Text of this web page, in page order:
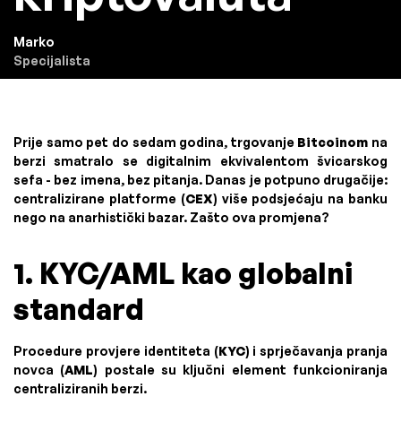
Marko
Specijalista
Prije samo pet do sedam godina, trgovanje Bitcoinom na
berzi smatralo se digitalnim ekvivalentom švicarskog
sefa - bez imena, bez pitanja. Danas je potpuno drugačije:
centralizirane platforme (CEX) više podsjećaju na banku
nego na anarhistički bazar. Zašto ova promjena?
1. KYC/AML kao globalni
standard
Procedure provjere identiteta (KYC) i sprječavanja pranja
novca (AML) postale su ključni element funkcioniranja
centraliziranih berzi.